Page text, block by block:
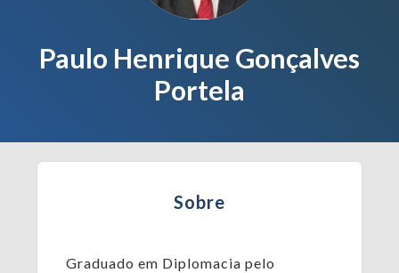
Paulo Henrique Gonçalves
Portela
Sobre
Graduado em Diplomacia pelo